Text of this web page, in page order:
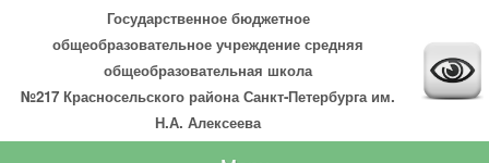
Государственное бюджетное
общеобразовательное учреждение средняя
общеобразовательная школа
№217 Красносельского района Санкт-Петербурга им.
Н.А. Алексеева